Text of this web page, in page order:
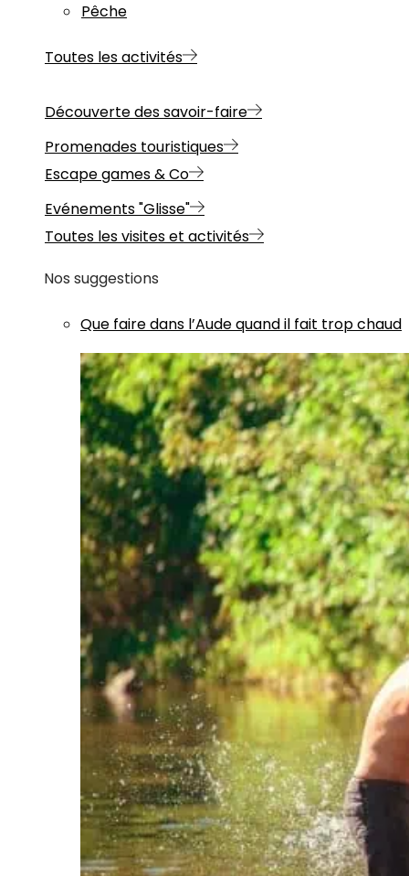
Pêche
Toutes les activités
Découverte des savoir-faire
Promenades touristiques
Escape games & Co
Evénements "Glisse"
Toutes les visites et activités
Nos suggestions
Que faire dans l’Aude quand il fait trop chaud